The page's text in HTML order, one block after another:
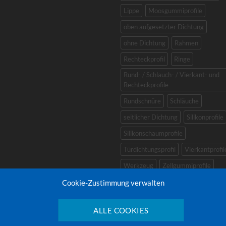
Cookie-Zustimmung verwalten
ALLE COOKIES
Lippe
Moosgummiprofile
oben aufgesetzter Dichtung
ohne Dichtung
Rahmen
Rechteckprofil
Ringe
Rund- / Schlauch- / Vierkant- und
Rechteckprofile
Rundschnüre
Schläuche
seitlicher Dichtung
Silikonprofile
Silikonschaumprofile
Türdichtungsprofil
Werkzeug
Zellgummiprofile
zellige Profile